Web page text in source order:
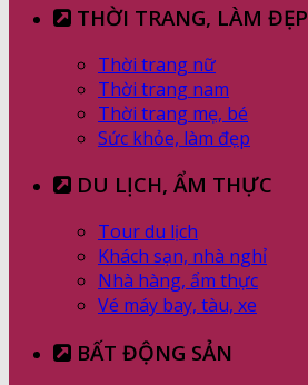
THỜI TRANG, LÀM ĐẸP
Thời trang nữ
Thời trang nam
Thời trang mẹ, bé
Sức khỏe, làm đẹp
DU LỊCH, ẨM THỰC
Tour du lịch
Khách sạn, nhà nghỉ
Nhà hàng, ẩm thực
Vé máy bay, tàu, xe
BẤT ĐỘNG SẢN